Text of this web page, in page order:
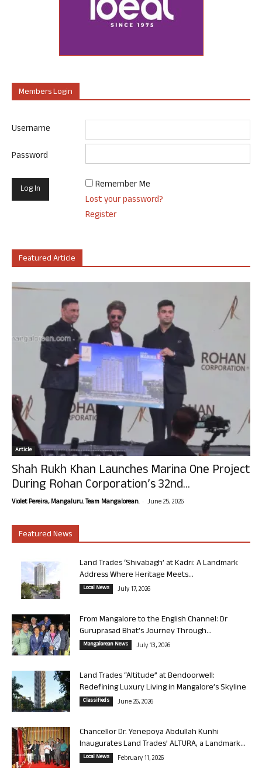
Members Login
Username
Password
Remember Me
Lost your password?
Register
Featured Article
Article
Shah Rukh Khan Launches Marina One Project
During Rohan Corporation’s 32nd...
Violet Pereira, Mangaluru. Team Mangalorean. - June 25, 2026
Featured News
Land Trades ‘Shivabagh’ at Kadri: A Landmark
Address Where Heritage Meets...
Local News July 17, 2026
From Mangalore to the English Channel: Dr
Guruprasad Bhat’s Journey Through...
Mangalorean News July 13, 2026
Land Trades “Altitude” at Bendoorwell:
Redefining Luxury Living in Mangalore’s Skyline
Classifieds June 26, 2026
Chancellor Dr. Yenepoya Abdullah Kunhi
Inaugurates Land Trades’ ALTURA, a Landmark...
Local News February 11, 2026